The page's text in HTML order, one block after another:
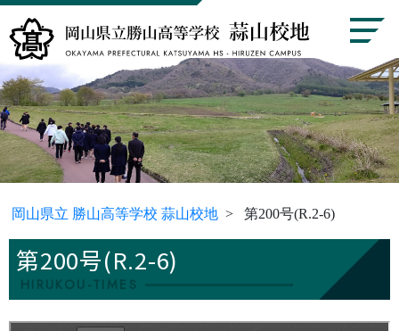
岡山県立 勝山高等学校 蒜山校地 第200号(R.2-6)
第200号(R.2-6)
HIRUKOU-TIMES